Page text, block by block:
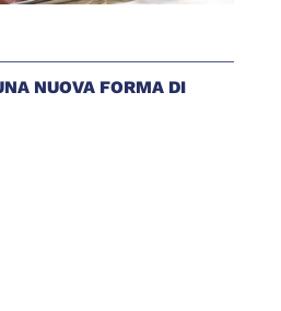
NUOVA FORMA DI
UNA NUOVA FORMA DI